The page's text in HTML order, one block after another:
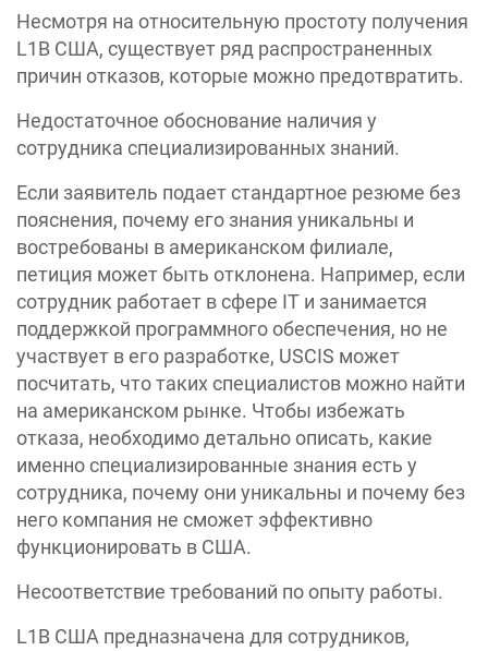
Несмотря на относительную простоту получения
L1B США, существует ряд распространенных
причин отказов, которые можно предотвратить.
Недостаточное обоснование наличия у
сотрудника специализированных знаний.
Если заявитель подает стандартное резюме без
пояснения, почему его знания уникальны и
востребованы в американском филиале,
петиция может быть отклонена. Например, если
сотрудник работает в сфере IT и занимается
поддержкой программного обеспечения, но не
участвует в его разработке, USCIS может
посчитать, что таких специалистов можно найти
на американском рынке. Чтобы избежать
отказа, необходимо детально описать, какие
именно специализированные знания есть у
сотрудника, почему они уникальны и почему без
него компания не сможет эффективно
функционировать в США.
Несоответствие требований по опыту работы.
L1B США предназначена для сотрудников,